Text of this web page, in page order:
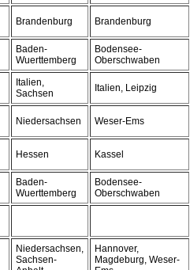
Brandenburg Brandenburg
Baden-
Wuerttemberg
Bodensee-
Oberschwaben
Italien,
Sachsen
Italien, Leipzig
Niedersachsen Weser-Ems
Hessen Kassel
Baden-
Wuerttemberg
Bodensee-
Oberschwaben
Niedersachsen,
Sachsen-
Hannover,
Magdeburg, Weser-